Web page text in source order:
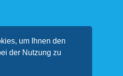
um Ihnen den
der Nutzung zu